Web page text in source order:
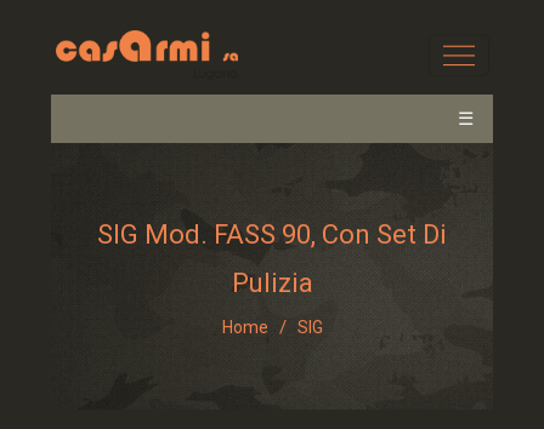
☰
SIG Mod. FASS 90, Con Set Di
Pulizia
Home / SIG